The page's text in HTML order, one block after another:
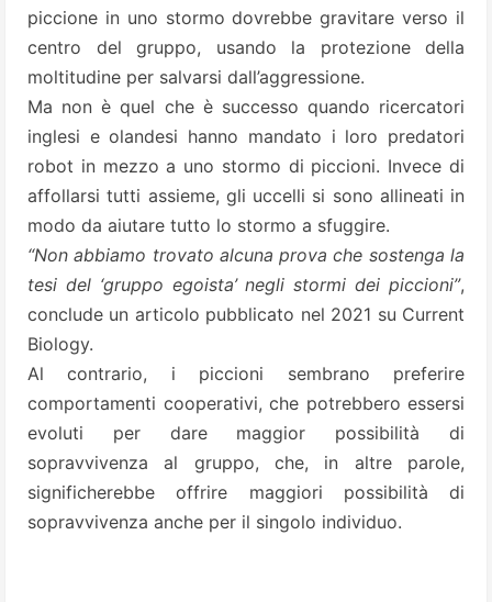
piccione in uno stormo dovrebbe gravitare verso il
centro del gruppo, usando la protezione della
moltitudine per salvarsi dall’aggressione.
Ma non è quel che è successo quando ricercatori
inglesi e olandesi hanno mandato i loro predatori
robot in mezzo a uno stormo di piccioni. Invece di
affollarsi tutti assieme, gli uccelli si sono allineati in
modo da aiutare tutto lo stormo a sfuggire.
“Non abbiamo trovato alcuna prova che sostenga la
tesi del ‘gruppo egoista’ negli stormi dei piccioni”,
conclude un articolo pubblicato nel 2021 su Current
Biology.
Al contrario, i piccioni sembrano preferire
comportamenti cooperativi, che potrebbero essersi
evoluti per dare maggior possibilità di
sopravvivenza al gruppo, che, in altre parole,
significherebbe offrire maggiori possibilità di
sopravvivenza anche per il singolo individuo.